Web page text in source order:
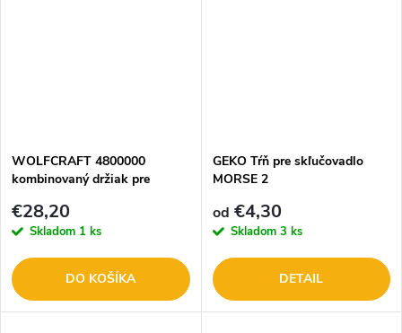
WOLFCRAFT 4800000
kombinovaný držiak pre
€28,20
Skladom 1 ks
DO KOŠÍKA
GEKO Tŕň pre skľučovadlo
MORSE 2
od €4,30
Skladom 3 ks
DETAIL